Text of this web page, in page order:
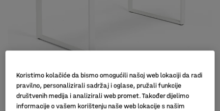
Slični proizvodi
Koristimo kolačiće da bismo omogućili našoj web lokaciji da radi
pravilno, personalizirali sadržaj i oglase, pružali funkcije
društvenih medija i analizirali web promet. Također dijelimo
informacije o vašem korištenju naše web lokacije s našim